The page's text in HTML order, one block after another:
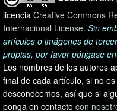
licencia Creative Commons
Internacional License. Sin
artículos o imágenes de
propias, por favor póngase
Los nombres de los autores
final de cada artículo, si no
desconocemos, así que si
ponga en contacto con